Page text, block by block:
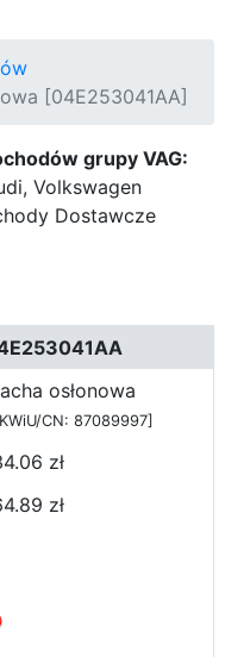
[04E253041AA]
grupy VAG:
Volkswagen
Dostawcze
osłonowa
CN: 87089997]
zł
zł